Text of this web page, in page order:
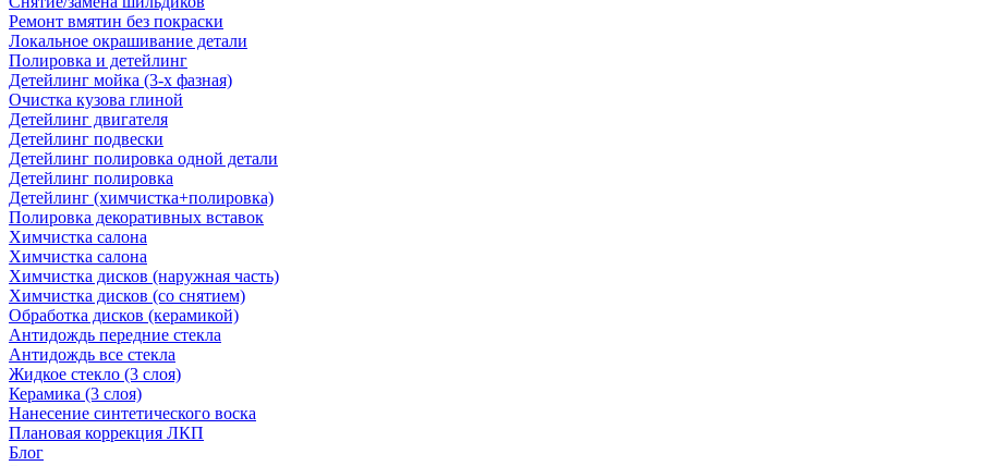
Ремонт вмятин без покраски
Локальное окрашивание детали
Полировка и детейлинг
Детейлинг мойка (3-х фазная)
Очистка кузова глиной
Детейлинг двигателя
Детейлинг подвески
Детейлинг полировка одной детали
Детейлинг полировка
Детейлинг (химчистка+полировка)
Полировка декоративных вставок
Химчистка салона
Химчистка салона
Химчистка дисков (наружная часть)
Химчистка дисков (со снятием)
Обработка дисков (керамикой)
Антидождь передние стекла
Антидождь все стекла
Жидкое стекло (3 слоя)
Керамика (3 слоя)
Нанесение синтетического воска
Плановая коррекция ЛКП
Блог